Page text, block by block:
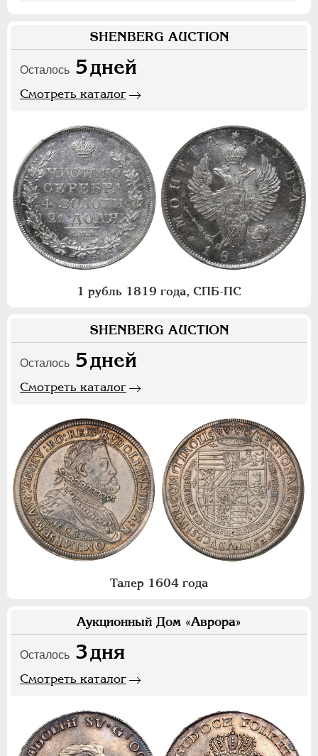
SHENBERG AUCTION
Осталось 5дней
Смотреть каталог
1 рубль 1819 года, СПБ-ПС
SHENBERG AUCTION
Осталось 5дней
Смотреть каталог
Талер 1604 года
Аукционный Дом «Аврора»
Осталось 3дня
Смотреть каталог